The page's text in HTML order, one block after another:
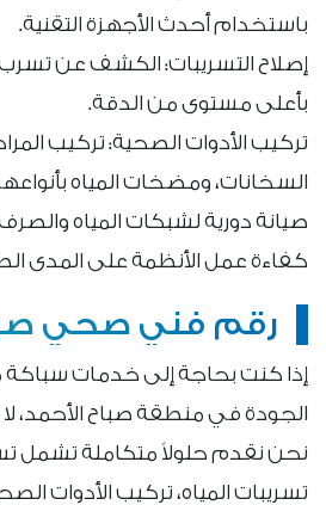
باستخدام أحدث الأجهزة التقنية.
إصلاح التسريبات: الكشف عن تسرب
بأعلى مستوى من الدقة.
تركيب الأدوات الصحية: تركيب
السخانات، ومضخات المياه
صيانة دورية لشبكات المياه
كفاءة عمل الأنظمة على المدى
رقم فني صحي
إذا كنت بحاجة إلى خدمات سباكة
الجودة في منطقة صباح الأحمد، لا
نحن نقدم حلولاً متكاملة تشمل
تسريبات المياه، تركيب الأدوات